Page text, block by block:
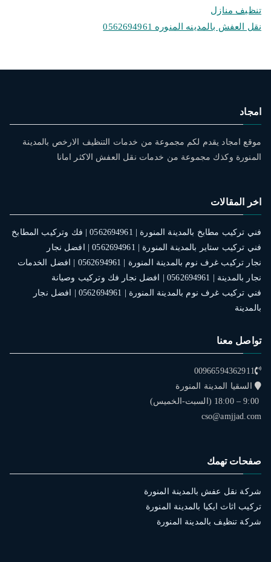
تنظيف منازل
نقل العفش بالمدينه المنوره 0562694961
امجاد
موقع امجاد يقدم لكم مجموعة من خدمات التنظيف الارخص بالمدينة
المنورة وكذك مجموعة من خدمات نقل العفش الاكثر امانا
اخر المقالات
فني تركيب مطابخ بالمدينة المنورة | 0562694961 | فك وتركيب المطابخ
فني تركيب ستاير بالمدينة المنورة | 0562694961 | افضل نجار
نجار تركيب غرف نوم بالمدينة المنورة | 0562694961 | افضل الخدمات
نجار بالمدينة | 0562694961 | افضل نجار فك وتركيب وصيانة
فني تركيب غرف نوم بالمدينة المنورة | 0562694961 | افضل نجار
بالمدينة
تواصل معنا
00966594362911
السقيا المدينة المنورة
9:00 – 18:00 (السبت-الخميس)
cso@amjjad.com
صفحات تهمك
شركة نقل عفش بالمدينة المنورة
تركيب اثاث ايكيا بالمدينة المنورة
شركة تنظيف بالمدينة المنورة